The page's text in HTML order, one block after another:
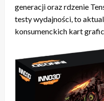
generacji oraz rdzenie
testy wydajności, to
konsumenckich kart